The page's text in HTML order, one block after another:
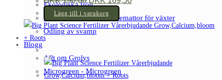
Ekologiska frön
Mätinstrument och värmemattor för växter
Odling av svamp
Blogg
Allt om Grolys
Microgreen - Microgreen
ursprungliga
priset
var:
DKK 190,00.
nuvarande
priset
är:
DKK 169,50.
Lägg till i varukorg